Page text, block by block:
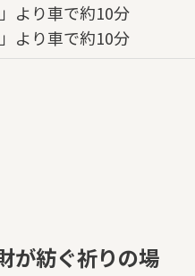
より車で約10分
より車で約10分
が紡ぐ祈りの場